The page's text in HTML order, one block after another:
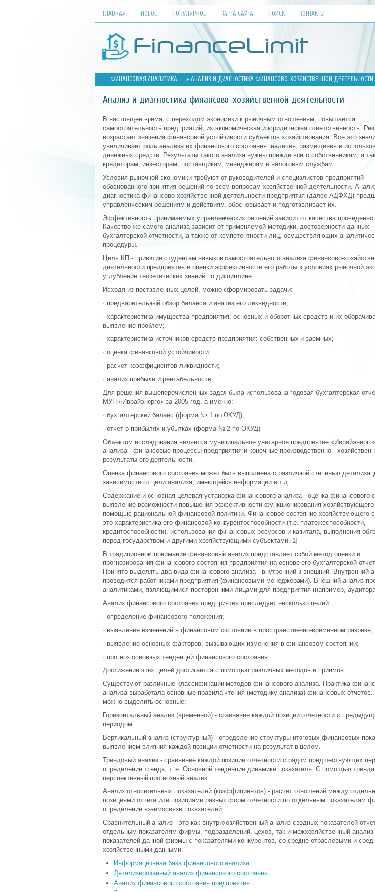
ГЛАВНАЯ НОВОЕ ПОПУЛЯРНОЕ КАРТА САЙТА ПОИСК КОНТАКТЫ
ФИНАНСОВАЯ АНАЛИТИКА » АНАЛИЗ И ДИАГНОСТИКА ФИНАНСОВО-ХОЗЯЙСТВЕННОЙ ДЕЯТЕЛЬНОСТИ
Анализ и диагностика финансово-хозяйственной деятельности
В настоящее время, с переходом экономики к рыночным отношениям, повышается
самостоятельность предприятий, их экономическая и юридическая ответственность.
возрастает значения финансовой устойчивости субъектов хозяйствования. Все это
увеличивает роль анализа их финансового состояния: наличия, размещения и
денежных средств. Результаты такого анализа нужны прежде всего собственникам, а
кредиторам, инвесторам, поставщикам, менеджерам и налоговым службам.
Условия рыночной экономики требуют от руководителей и специалистов предприятий
обоснованного принятия решений по всем вопросам хозяйственной деятельности.
диагностика финансово-хозяйственной деятельности предприятия (далее АДФХД)
управленческим решениям и действиям, обосновывает и подготавливает их.
Эффективность принимаемых управленческих решений зависит от качества
Качество же самого анализа зависит от применяемой методики, достоверности данных
бухгалтерской отчетности, а также от компетентности лиц, осуществляющих
процедуры.
Цель КП - привитие студентам навыков самостоятельного анализа финансово-
деятельности предприятия и оценки эффективности его работы в условиях рыночной
углубление теоретических знаний по дисциплине.
Исходя из поставленных целей, можно сформировать задачи:
· предварительный обзор баланса и анализ его ликвидности;
· характеристика имущества предприятия: основных и оборотных средств и их
выявление проблем;
· характеристика источников средств предприятия: собственных и заемных;
· оценка финансовой устойчивости;
· расчет коэффициентов ликвидности;
· анализ прибыли и рентабельности;
Для решения вышеперечисленных задач была использована годовая бухгалтерская
МУП «Иврайэнерго» за 2005 год, а именно:
· бухгалтерский баланс (форма № 1 по ОКУД),
· отчет о прибылях и убытках (форма № 2 по ОКУД)
Объектом исследования является муниципальное унитарное предприятие
анализа - финансовые процессы предприятия и конечные производственно -
результаты его деятельности.
Оценка финансового состояния может быть выполнена с различной степенью
зависимости от цели анализа, имеющейся информации и т.д.
Содержание и основная целевая установка финансового анализа - оценка финансового
выявление возможности повышения эффективности функционирования хозяйствующего
помощью рациональной финансовой политики. Финансовое состояние хозяйствующего
это характеристика его финансовой конкурентоспособности (т.е. платежеспособности,
кредитоспособности), использования финансовых ресурсов и капитала, выполнения
перед государством и другими хозяйствующими субъектами.[1]
В традиционном понимании финансовый анализ представляет собой метод оценки и
прогнозирования финансового состояния предприятия на основе его бухгалтерской
Принято выделять два вида финансового анализа - внутренний и внешний. Внутренний
проводится работниками предприятия (финансовыми менеджерами). Внешний анализ
аналитиками, являющимися посторонними лицами для предприятия (например,
Анализ финансового состояния предприятия преследует несколько целей:
· определение финансового положения;
· выявление изменений в финансовом состоянии в пространственно-временном разрезе;
· выявление основных факторов, вызывающих изменения в финансовом состоянии;
· прогноз основных тенденций финансового состояния.
Достижение этих целей достигается с помощью различных методов и приемов.
Существуют различные классификации методов финансового анализа. Практика
анализа выработала основные правила чтения (методику анализа) финансовых
можно выделить основные:
Горизонтальный анализ (временной) - сравнение каждой позиции отчетности с
периодом.
Вертикальный анализ (структурный) - определение структуры итоговых финансовых
выявлением влияния каждой позиции отчетности на результат в целом.
Трендовый анализ - сравнение каждой позиции отчетности с рядом предшествующих
определение тренда, т. е. Основной тенденции динамики показателя. С помощью тренда
перспективный прогнозный анализ.
Анализ относительных показателей (коэффициентов) - расчет отношений между
позициями отчета или позициями разных форм отчетности по отдельным показателям
определение взаимосвязи показателей.
Сравнительный анализ - это как внутрихозяйственный анализ сводных показателей
отдельным показателям фирмы, подразделений, цехов, так и межхозяйственный анализ
показателей данной фирмы с показателями конкурентов, со средне отраслевыми и
хозяйственными данными.
Информационная база финансового анализа
Детализированный анализ финансового состояния
Анализ финансового состояния предприятия